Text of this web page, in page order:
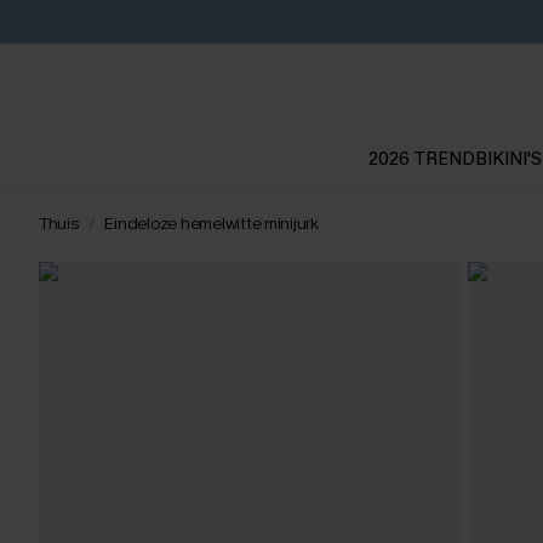
2026 TRENDBIKINI'S
Thuis Eindeloze hemelwitte minijurk